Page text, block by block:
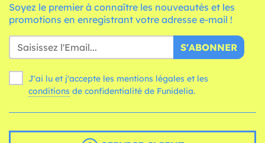
Soyez le premier à connaître les nouveautés et les
promotions en enregistrant votre adresse e-mail !
S'ABONNER
J'ai lu et j'accepte les mentions légales et les
conditions de confidentialité de Funidelia.